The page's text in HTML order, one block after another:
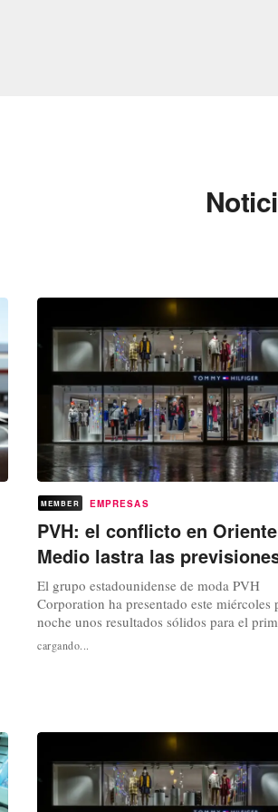
MEMBER EMPRESAS
PVH: el conflicto en Oriente
Medio lastra las
El grupo estadounidense de moda PVH
Corporation ha presentado este miércoles
noche unos resultados sólidos para el
trimestre del ejercicio 2026/27. Sin
debido al previsible impacto negativo del
cargando...